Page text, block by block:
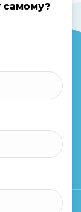
самому?